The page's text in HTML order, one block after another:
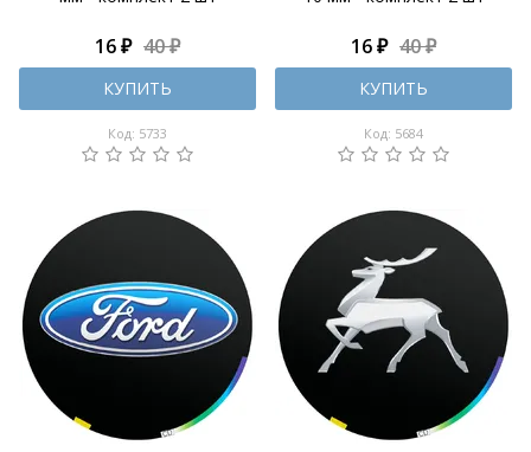
16 ₽ 40 ₽
КУПИТЬ
Код: 5733
16 ₽ 40 ₽
КУПИТЬ
Код: 5684